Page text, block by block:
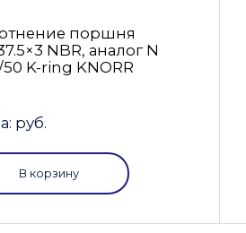
поршня
NBR, аналог N
K-ring KNORR
руб.
В корзину